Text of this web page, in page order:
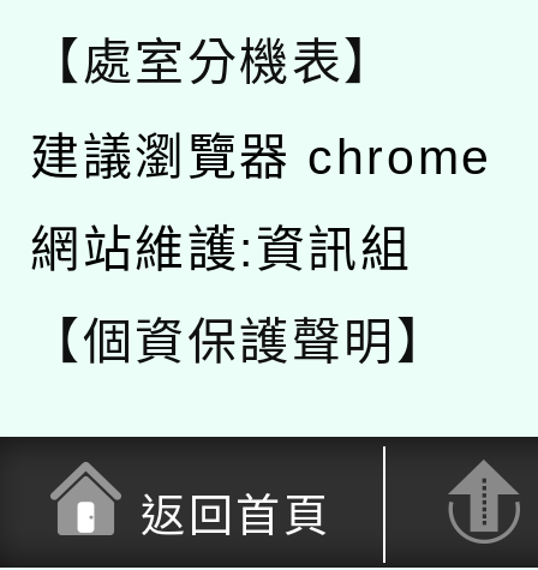
【處室分機表】
建議瀏覽器 chrome
網站維護:資訊組
【個資保護聲明】
返回首頁